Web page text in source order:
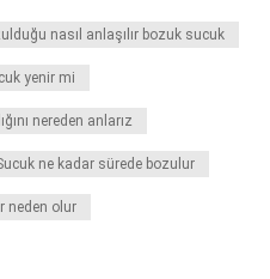
nasıl anlaşılır bozuk sucuk
yenir mi
nereden anlarız
ne kadar sürede bozulur
neden olur